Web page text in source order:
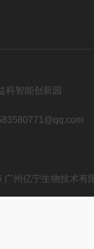
科智能创新园
广州亿宁生物技术有